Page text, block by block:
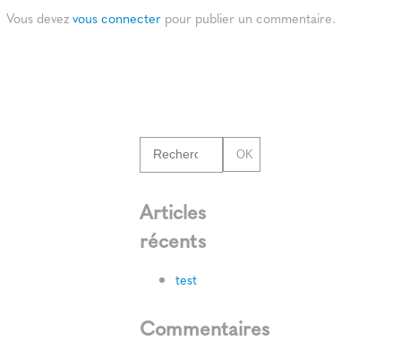
Vous devezvous connecter pour publier un commentaire.
OK
Articles
récents
test
Commentaires